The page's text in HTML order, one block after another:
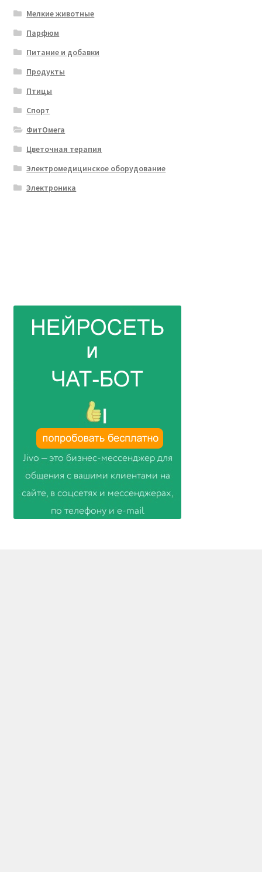
Мелкие животные
Парфюм
Питание и добавки
Продукты
Птицы
Спорт
ФитОмега
Цветочная терапия
Электромедицинское оборудование
Электроника